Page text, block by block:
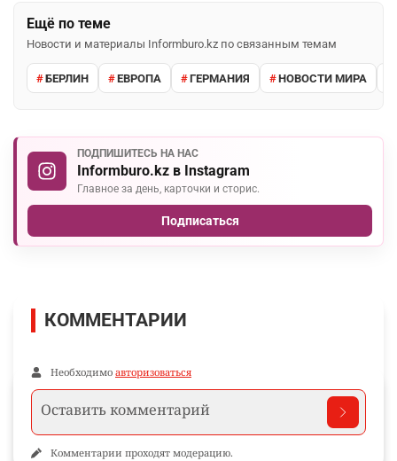
Ещё по теме
Новости и материалы Informburo.kz по связанным темам
БЕРЛИН ЕВРОПА ГЕРМАНИЯ НОВОСТИ МИРА
ПОДПИШИТЕСЬ НА НАС
Informburo.kz в Instagram
Главное за день, карточки и сторис.
Подписаться
КОММЕНТАРИИ
Необходимо авторизоваться
Комментарии проходят модерацию.